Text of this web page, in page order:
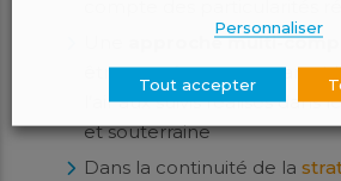
approche multi-
être menée en comparant
l’air aux suivis réalisés dans
et souterraine
Dans la continuité de la
Personnaliser
Tout accepter